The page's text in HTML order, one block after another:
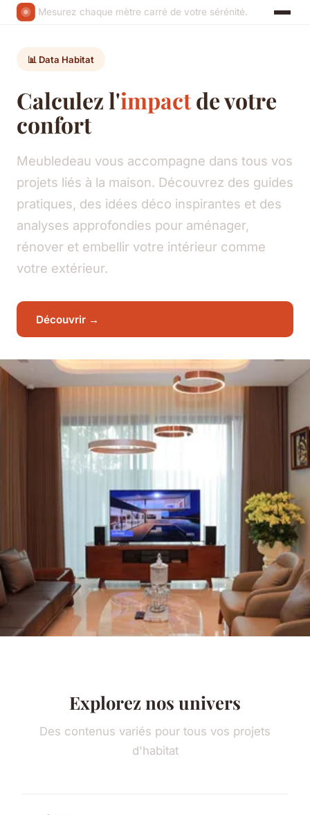
Mesurez chaque mètre carré de votre sérénité.
📊 Data Habitat
Calculez l'impactde votre
confort
Meubledeau vous accompagne dans tous vos
projets liés à la maison. Découvrez des guides
pratiques, des idées déco inspirantes et des
analyses approfondies pour aménager,
rénover et embellir votre intérieur comme
votre extérieur.
Découvrir →
Explorez nos univers
Des contenus variés pour tous vos projets
d'habitat